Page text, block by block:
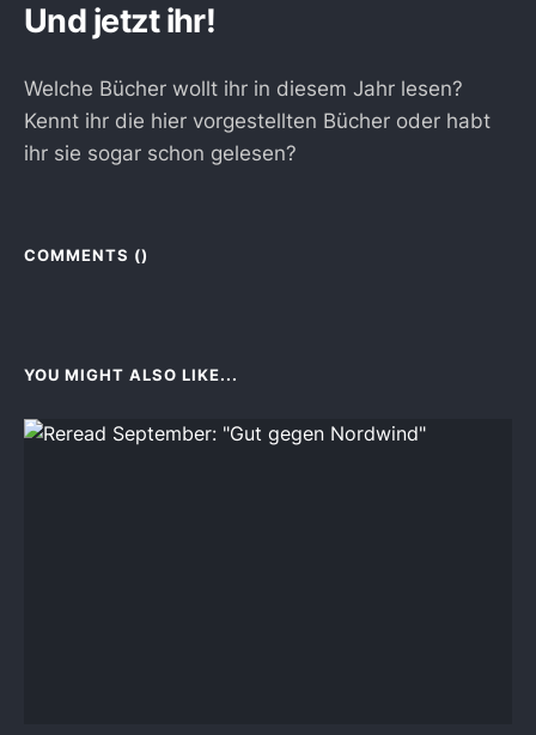
Und jetzt ihr!
Welche Bücher wollt ihr in diesem Jahr lesen?
Kennt ihr die hier vorgestellten Bücher oder habt
ihr sie sogar schon gelesen?
COMMENTS ()
YOU MIGHT ALSO LIKE...